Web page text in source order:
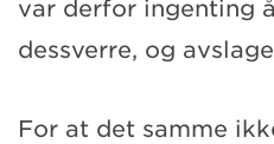
var derfor ingenting
dessverre, og
For at det samme